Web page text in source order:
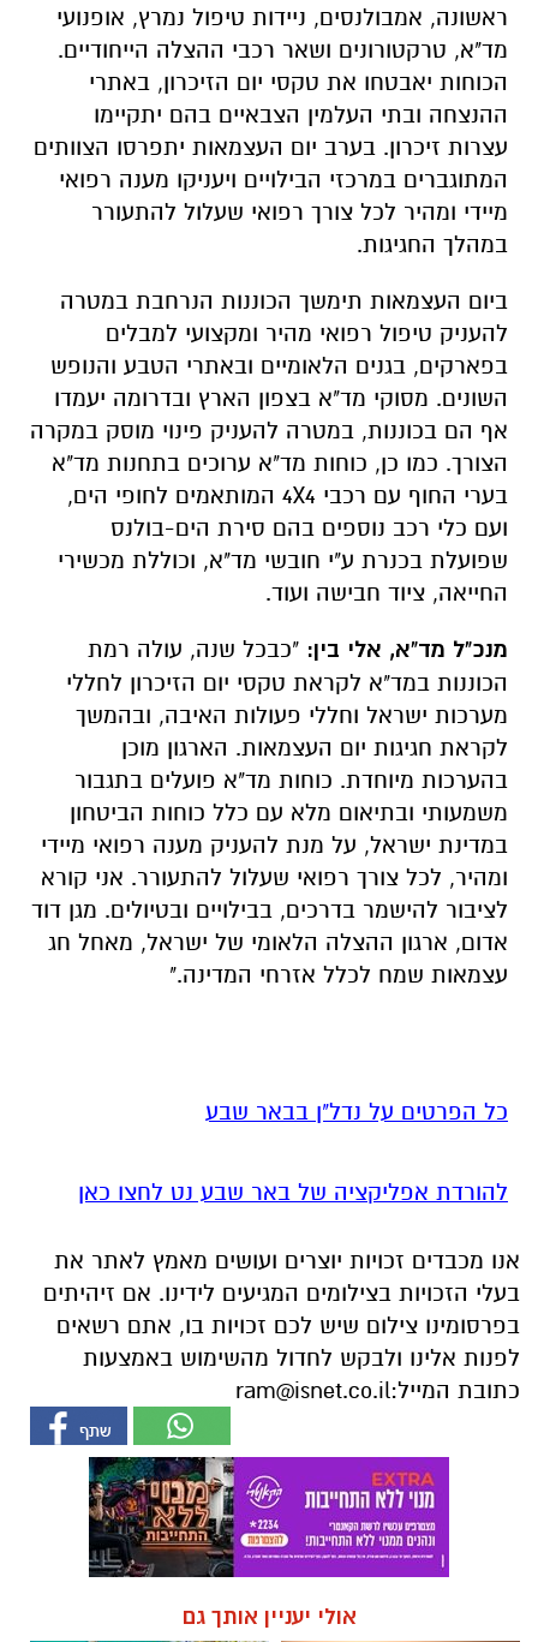
ראשונה, אמבולנסים, ניידות טיפול נמרץ, אופנועי
מד"א, טרקטורונים ושאר רכבי ההצלה הייחודיים.
הכוחות יאבטחו את טקסי יום הזיכרון, באתרי
ההנצחה ובתי העלמין הצבאיים בהם יתקיימו
עצרות זיכרון. בערב יום העצמאות יתפרסו הצוותים
המתוגברים במרכזי הבילויים ויעניקו מענה רפואי
מיידי ומהיר לכל צורך רפואי שעלול להתעורר
במהלך החגיגות.
ביום העצמאות תימשך הכוננות הנרחבת במטרה
להעניק טיפול רפואי מהיר ומקצועי למבלים
בפארקים, בגנים הלאומיים ובאתרי הטבע והנופש
השונים. מסוקי מד"א בצפון הארץ ובדרומה יעמדו
אף הם בכוננות, במטרה להעניק פינוי מוסק במקרה
הצורך. כמו כן, כוחות מד"א ערוכים בתחנות מד"א
בערי החוף עם רכבי 4X4 המותאמים לחופי הים,
ועם כלי רכב נוספים בהם סירת הים-בולנס
שפועלת בכנרת ע"י חובשי מד"א, וכוללת מכשירי
החייאה, ציוד חבישה ועוד.
מנכ"ל מד"א, אלי בין: "כבכל שנה, עולה רמת
הכוננות במד"א לקראת טקסי יום הזיכרון לחללי
מערכות ישראל וחללי פעולות האיבה, ובהמשך
לקראת חגיגות יום העצמאות. הארגון מוכן
בהערכות מיוחדת. כוחות מד"א פועלים בתגבור
משמעותי ובתיאום מלא עם כלל כוחות הביטחון
במדינת ישראל, על מנת להעניק מענה רפואי מיידי
ומהיר, לכל צורך רפואי שעלול להתעורר. אני קורא
לציבור להישמר בדרכים, בבילויים ובטיולים. מגן דוד
אדום, ארגון ההצלה הלאומי של ישראל, מאחל חג
עצמאות שמח לכלל אזרחי המדינה."
כל הפרטים על נדל"ן בבאר שבע
להורדת אפליקציה של באר שבע נט לחצו כאן
אנו מכבדים זכויות יוצרים ועושים מאמץ לאתר את
בעלי הזכויות בצילומים המגיעים לידינו. אם זיהיתים
בפרסומינו צילום שיש לכם זכויות בו, אתם רשאים
לפנות אלינו ולבקש לחדול מהשימוש באמצעות
כתובת המייל:ram@isnet.co.il
אולי יעניין אותך גם